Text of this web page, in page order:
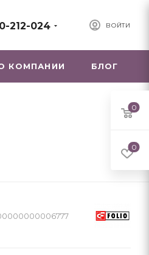
ВОЙТИ
212-024
КОМПАНИИ БЛОГ
0
0